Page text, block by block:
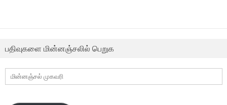
பதிவுகளை மின்னஞ்சலில் பெறுக
மின்னஞ்சல்
முகவரி